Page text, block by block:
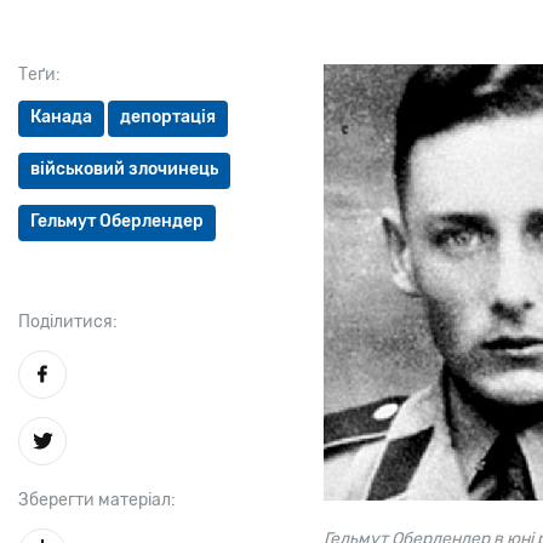
Теґи:
Канада депортація
військовий злочинець
Гельмут Оберлендер
Поділитися:
Зберегти матеріал:
Гельмут Оберлендер в юні